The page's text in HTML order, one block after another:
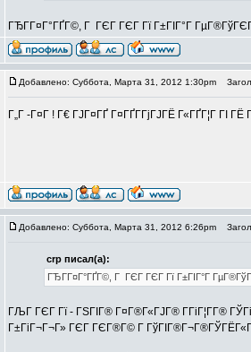
ГЂГ­Г¤Г°ГҐГ©, Г ГЄГ ГЄГ Гї Г±ГІГ°Г
Добавлено: Суббота, Марта 31, 2012 1:30pm
Г„Г -Г¤Г ! Г€ ГЈГ¤ГҐ Г¤ГҐГ­ГјГЈГЁ Г«ГҐГ¦Г ГІ
Добавлено: Суббота, Марта 31, 2012 6:26pm
crp писал(а):
ГЂГ­Г¤Г°ГҐГ©, Г ГЄГ ГЄГ Гї Г±ГІГ°Г
ГЉГ ГЄГ Гї - ГЅГІГ® Г¤Г®Г«ГЈГ® Г­ГіГ¦Г­Г®
Г±ГіГ¬Г¬Г» ГЄГ ГЄГ®Г© Г